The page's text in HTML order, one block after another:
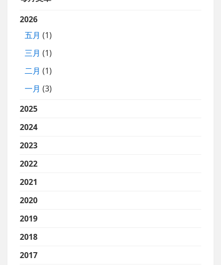
2026
五月 (1)
三月 (1)
二月 (1)
一月 (3)
2025
2024
2023
2022
2021
2020
2019
2018
2017